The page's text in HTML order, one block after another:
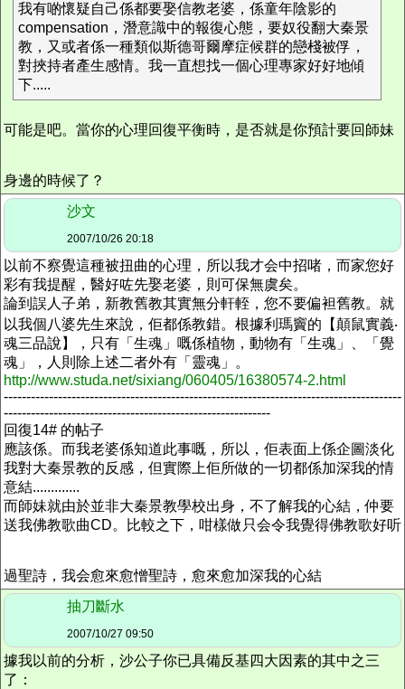
我有啲懷疑自己係都要娶信教老婆，係童年陰影的
compensation，潛意識中的報復心態，要奴役翻大秦景
教，又或者係一種類似斯德哥爾摩症候群的戀棧被俘，
對挾持者產生感情。我一直想找一個心理專家好好地傾
下.....
可能是吧。當你的心理回復平衡時，是否就是你預計要回師妹
身邊的時候了？
沙文
2007/10/26 20:18
以前不察覺這種被扭曲的心理，所以我才会中招啫，而家您好
彩有我提醒，醫好咗先娶老婆，則可保無虞矣。
論到誤人子弟，新教舊教其實無分軒輊，您不要偏袒舊教。就
以我個八婆先生來說，佢都係教錯。根據利瑪竇的【顛鼠實義‧
魂三品說】，只有「生魂」嘅係植物，動物有「生魂」、「覺
魂」，人則除上述二者外有「靈魂」。
http://www.studa.net/sixiang/060405/16380574-2.html
----------------------------------------------------------------------------------------
-----------------------------------------------------------
回復14# 的帖子
應該係。而我老婆係知道此事嘅，所以，佢表面上係企圖淡化
我對大秦景教的反感，但實際上佢所做的一切都係加深我的情
意結.............
而師妹就由於並非大秦景教學校出身，不了解我的心結，仲要
送我佛教歌曲CD。比較之下，咁樣做只会令我覺得佛教歌好听
過聖詩，我会愈來愈憎聖詩，愈來愈加深我的心結
抽刀斷水
2007/10/27 09:50
據我以前的分析，沙公子你已具備反基四大因素的其中之三
了：